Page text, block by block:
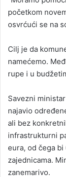
početkom
osvrćući se na
Cilj je da
namećemo.
rupe i u
Savezni
najavio
ali bez
infrastrukturni
eura, od čega
zajednicama.
zanemarivo.